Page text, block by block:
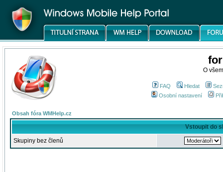
O
FAQ Hledat
Osobní nastavení
Obsah fóra WMHelp.cz
Vstoupit do
Skupiny bez členů